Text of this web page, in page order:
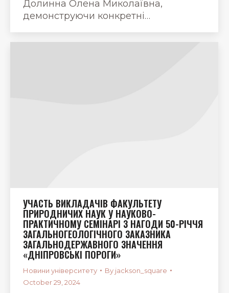
Долинна Олена Миколаївна,
демонструючи конкретні…
УЧАСТЬ ВИКЛАДАЧІВ ФАКУЛЬТЕТУ
ПРИРОДНИЧИХ НАУК У НАУКОВО-
ПРАКТИЧНОМУ СЕМІНАРІ З НАГОДИ 50-РІЧЧЯ
ЗАГАЛЬНОГЕОЛОГІЧНОГО ЗАКАЗНИКА
ЗАГАЛЬНОДЕРЖАВНОГО ЗНАЧЕННЯ
«ДНІПРОВСЬКІ ПОРОГИ»
Новини університету By jackson_square
October 29, 2024